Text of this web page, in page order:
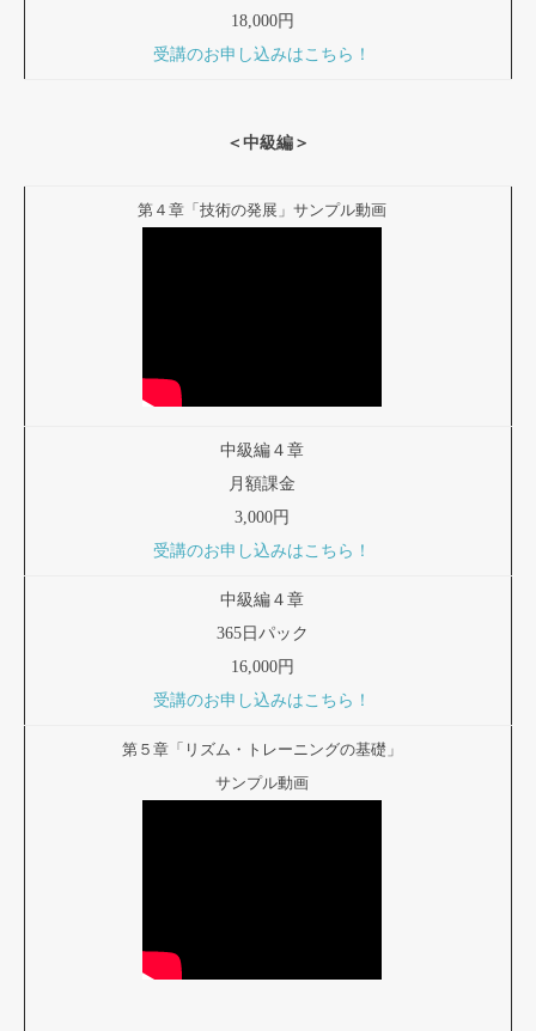
18,000円
受講のお申し込みはこちら！
＜中級編＞
第４章「技術の発展」サンプル動画
中級編４章
月額課金
3,000円
受講のお申し込みはこちら！
中級編４章
365日パック
16,000円
受講のお申し込みはこちら！
第５章「リズム・トレーニングの基礎」
サンプル動画